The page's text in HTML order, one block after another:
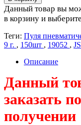
Данный товар вы
в корзину и
Теги: Пуля
9 г. , 150шт , 19052 ,
Описание
Данный
заказать
получении